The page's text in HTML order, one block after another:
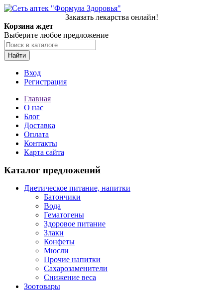
Заказать лекарства онлайн!
Корзина ждет
Выберите любое предложение
Найти
Вход
Регистрация
Главная
О нас
Блог
Доставка
Оплата
Контакты
Карта сайта
Каталог предложений
Диетическое питание, напитки
Батончики
Вода
Гематогены
Здоровое питание
Злаки
Конфеты
Мюсли
Прочие напитки
Сахарозаменители
Снижение веса
Зоотовары